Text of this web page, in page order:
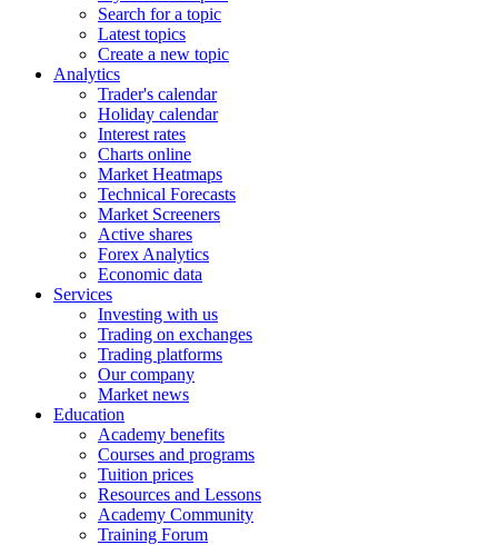
Search for a topic
Latest topics
Create a new topic
Analytics
Trader's calendar
Holiday calendar
Interest rates
Charts online
Market Heatmaps
Technical Forecasts
Market Screeners
Active shares
Forex Analytics
Economic data
Services
Investing with us
Trading on exchanges
Trading platforms
Our company
Market news
Education
Academy benefits
Courses and programs
Tuition prices
Resources and Lessons
Academy Community
Training Forum